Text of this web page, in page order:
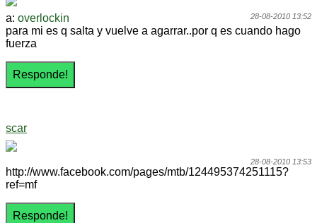
28-08-2010 13:52
a: overlockin
para mi es q salta y vuelve a agarrar..por q es cuando hago
fuerza
scar
28-08-2010 13:53
http://www.facebook.com/pages/mtb/124495374251115?
ref=mf